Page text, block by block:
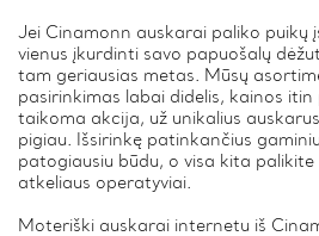
Jei Cinamonn auskarai paliko puikų
vienus įkurdinti savo papuošalų
tam geriausias metas. Mūsų
pasirinkimas labai didelis, kainos
taikoma akcija, už unikalius
pigiau. Išsirinkę patinkančius
patogiausiu būdu, o visa kita palikite
atkeliaus operatyviai.
Moteriški auskarai internetu iš